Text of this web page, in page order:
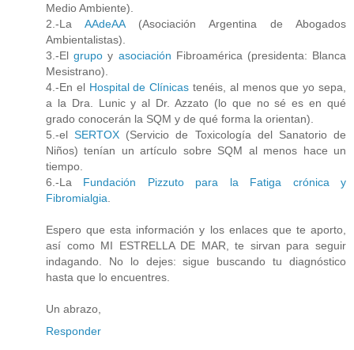
Medio Ambiente).
2.-La AAdeAA(Asociación Argentina de Abogados
Ambientalistas).
3.-Elgrupo y asociación Fibroamérica (presidenta: Blanca
Mesistrano).
4.-En el Hospital de Clínicas tenéis, al menos que yo sepa,
a la Dra. Lunic y al Dr. Azzato (lo que no sé es en qué
grado conocerán la SQM y de qué forma la orientan).
5.-elSERTOX (Servicio de Toxicología del Sanatorio de
Niños) tenían un artículo sobre SQM al menos hace un
tiempo.
6.-La Fundación Pizzuto para la Fatiga crónica y
Fibromialgia
Espero que esta información y los enlaces que te aporto,
así como MI ESTRELLA DE MAR, te sirvan para seguir
indagando. No lo dejes: sigue buscando tu diagnóstico
hasta que lo encuentres.
Un abrazo,
Responder